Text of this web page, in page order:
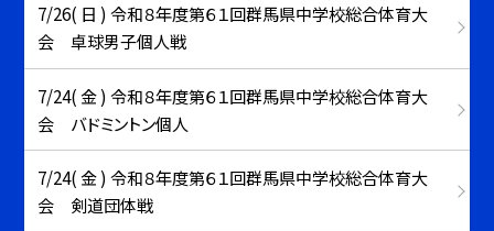
7/26( 日 ) 令和８年度第６１回群馬県中学校総合体育大
会 卓球男子個人戦
7/24( 金 ) 令和８年度第６１回群馬県中学校総合体育大
会 バドミントン個人
7/24( 金 ) 令和８年度第６１回群馬県中学校総合体育大
会 剣道団体戦